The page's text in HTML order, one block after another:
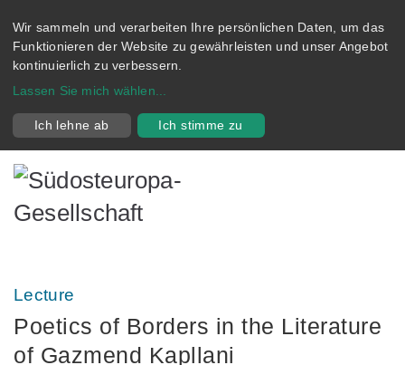
Wir sammeln und verarbeiten Ihre persönlichen Daten, um das
Funktionieren der Website zu gewährleisten und unser Angebot
kontinuierlich zu verbessern.
Lassen Sie mich wählen
Ich lehne ab Ich stimme zu
Lecture
Poetics of Borders in the Literature
of Gazmend Kapllani